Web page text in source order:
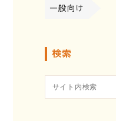
一般向け
検索